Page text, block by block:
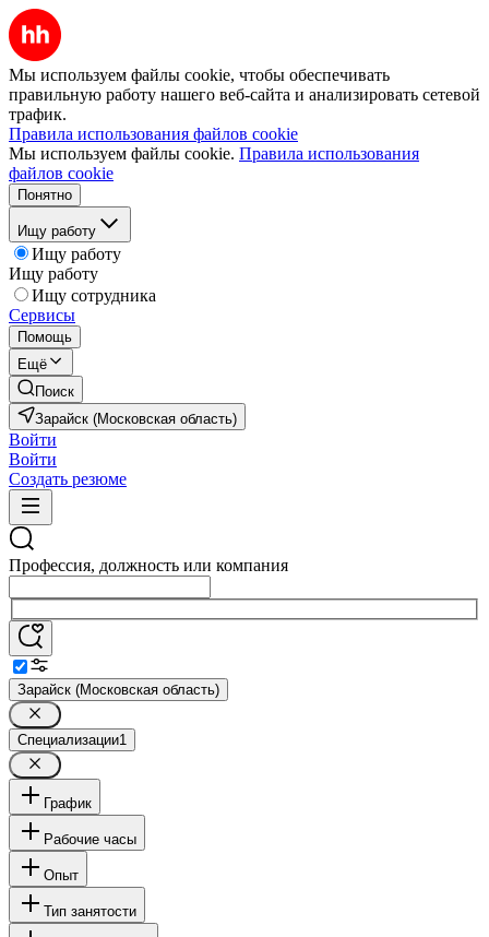
Мы используем файлы cookie, чтобы обеспечивать
правильную работу нашего веб-сайта и анализировать сетевой
трафик.
Правила использования файлов cookie
Мы используем файлы cookie. Правила использования
файлов cookie
Понятно
Ищу работу
Ищу работу
Ищу работу
Ищу сотрудника
Сервисы
Помощь
Ещё
Поиск
Зарайск (Московская область)
Войти
Войти
Создать резюме
Профессия, должность или компания
Зарайск (Московская область)
Специализации1
График
Рабочие часы
Опыт
Тип занятости